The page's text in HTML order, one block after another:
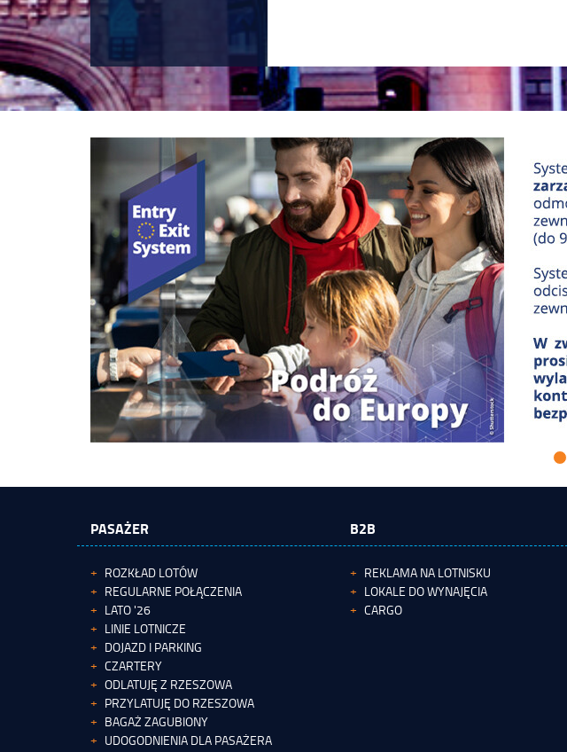
PASAŻER B2B
ROZKŁAD LOTÓW
REGULARNE POŁĄCZENIA
LATO '26
LINIE LOTNICZE
DOJAZD I PARKING
CZARTERY
ODLATUJĘ Z RZESZOWA
PRZYLATUJĘ DO RZESZOWA
BAGAŻ ZAGUBIONY
UDOGODNIENIA DLA PASAŻERA
REKLAMA NA LOTNISKU
LOKALE DO WYNAJĘCIA
CARGO